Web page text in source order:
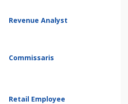
Revenue Analyst
Commissaris
Retail Employee